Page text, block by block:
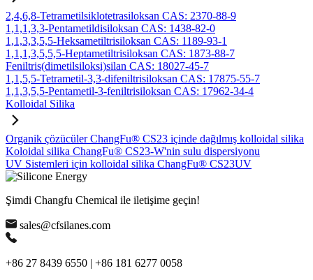
2,4,6,8-Tetrametilsiklotetrasiloksan CAS: 2370-88-9
1,1,1,3,3-Pentametildisiloksan CAS: 1438-82-0
1,1,3,3,5,5-Heksametiltrisiloksan CAS: 1189-93-1
1,1,1,3,5,5,5-Heptametiltrisiloksan CAS: 1873-88-7
Feniltris(dimetilsiloksi)silan CAS: 18027-45-7
1,1,5,5-Tetrametil-3,3-difeniltrisiloksan CAS: 17875-55-7
1,1,3,5,5-Pentametil-3-feniltrisiloksan CAS: 17962-34-4
Kolloidal Silika
Organik çözücüler ChangFu® CS23 içinde dağılmış kolloidal silika
Koloidal silika ChangFu® CS23-W'nin sulu dispersiyonu
UV Sistemleri için kolloidal silika ChangFu® CS23UV
Şimdi Changfu Chemical ile iletişime geçin!
sales@cfsilanes.com
+86 27 8439 6550 | +86 181 6277 0058